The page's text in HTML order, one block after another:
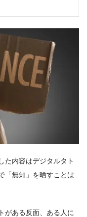
た内容はデジタルタト
「無知」を晒すことは
がある反面、ある人に